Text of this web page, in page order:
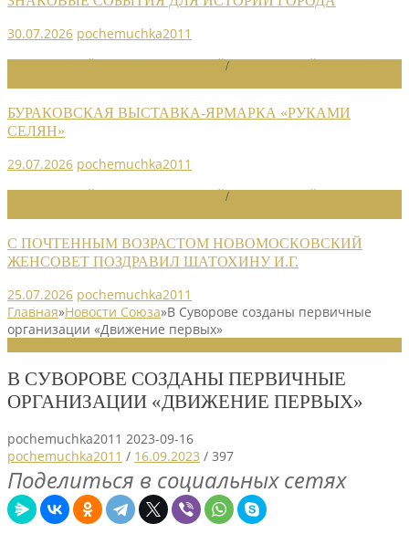
30.07.2026 pochemuchka2011
/
БУРАКОВСКАЯ ВЫСТАВКА-ЯРМАРКА «РУКАМИ
СЕЛЯН»
29.07.2026 pochemuchka2011
/
С ПОЧТЕННЫМ ВОЗРАСТОМ НОВОМОСКОВСКИЙ
ЖЕНСОВЕТ ПОЗДРАВИЛ ШАТОХИНУ И.Г.
25.07.2026 pochemuchka2011
Главная»Новости Союза»В Суворове созданы первичные
организации «Движение первых»
В СУВОРОВЕ СОЗДАНЫ ПЕРВИЧНЫЕ
ОРГАНИЗАЦИИ «ДВИЖЕНИЕ ПЕРВЫХ»
pochemuchka2011 2023-09-16
pochemuchka2011 / 16.09.2023 / 397
Поделиться в социальных сетях